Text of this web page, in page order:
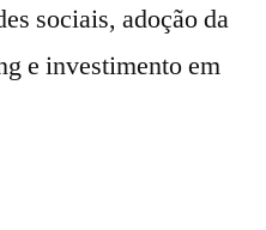
sociais, adoção da
e investimento em